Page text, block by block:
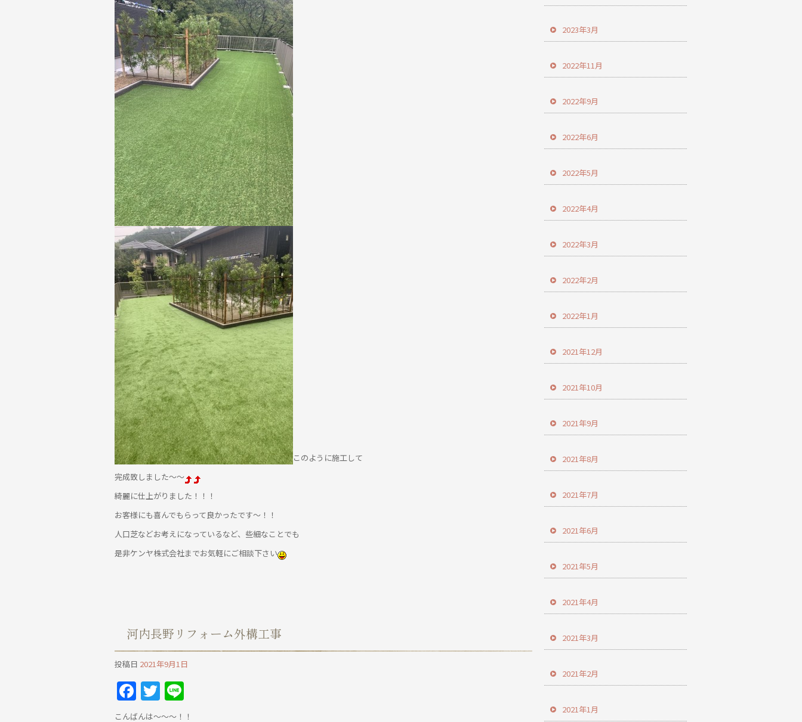
このように施工して
完成致しました～～
綺麗に仕上がりました！！！
お客様にも喜んでもらって良かったです～！！
人口芝などお考えになっているなど、些細なことでも
是非ケンヤ株式会社までお気軽にご相談下さい
河内長野リフォーム外構工事
投稿日 2021年9月1日
Facebook
Twitter
こんばんは～～～！！
2023年3月
2022年11月
2022年9月
2022年6月
2022年5月
2022年4月
2022年3月
2022年2月
2022年1月
2021年12月
2021年10月
2021年9月
2021年8月
2021年7月
2021年6月
2021年5月
2021年4月
2021年3月
2021年2月
2021年1月